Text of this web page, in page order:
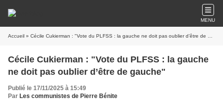
MENU
Accueil » Cécile Cukierman : "Vote du PLFSS : la gauche ne doit pas oublier d’être de gauche"
Cécile Cukierman : "Vote du PLFSS : la gauche
ne doit pas oublier d’être de gauche"
Publié le 17/11/2025 à 15:49
Par Les communistes de Pierre Bénite